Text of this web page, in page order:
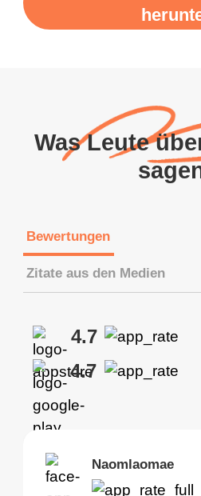
Was Leute
Bewertungen
Zitate aus den Medien
4.7
4.7
Naomlaomae
Kirtisha Samant
Brias